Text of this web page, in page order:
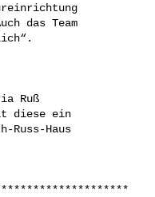
das Team
diese ein
Russ-Haus